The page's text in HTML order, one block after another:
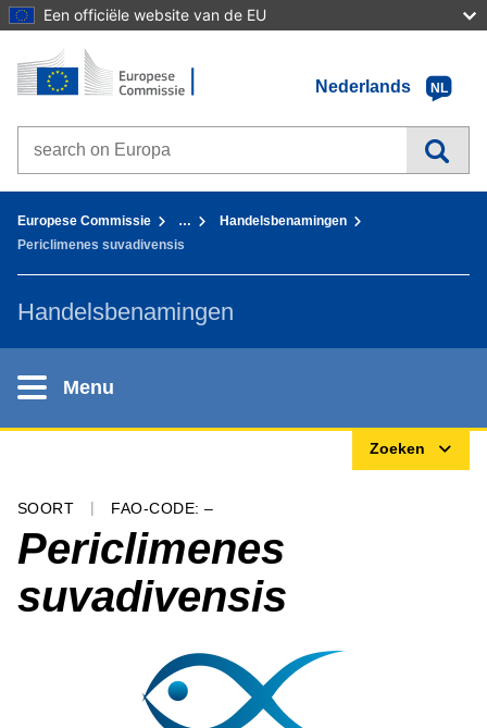
Een officiële website van de EU
Ga naar de inhoud
Home - Europese Commissie
Nederlands
NL
Search on Europa websites
Europese Commissie …
Handelsbenamingen
Periclimenes suvadivensis
Handelsbenamingen
Menu
Zoeken
SOORT FAO-CODE: –
Periclimenes
suvadivensis